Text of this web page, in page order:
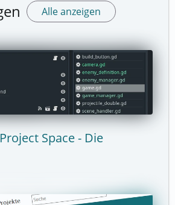
Alle anzeigen
Space - Die